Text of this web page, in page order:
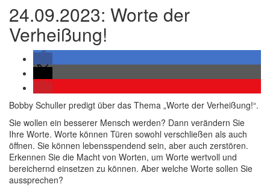
24.09.2023: Worte der
Verheißung!
Bobby Schuller predigt über das Thema „Worte der Verheißung!“.
Sie wollen ein besserer Mensch werden? Dann verändern Sie
Ihre Worte. Worte können Türen sowohl verschließen als auch
öffnen. Sie können lebensspendend sein, aber auch zerstören.
Erkennen Sie die Macht von Worten, um Worte wertvoll und
bereichernd einsetzen zu können. Aber welche Worte sollen Sie
aussprechen?